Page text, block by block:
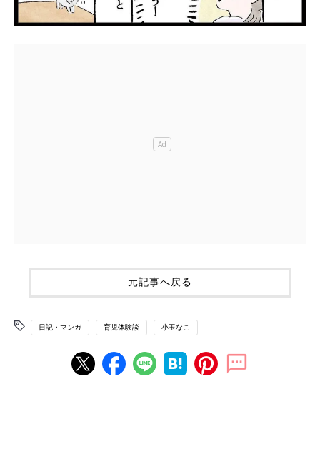
元記事へ戻る
日記・マンガ 育児体験談 小玉なこ